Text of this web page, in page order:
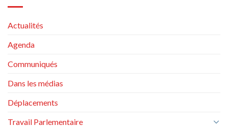
Actualités
Agenda
Communiqués
Dans les médias
Déplacements
Travail Parlementaire